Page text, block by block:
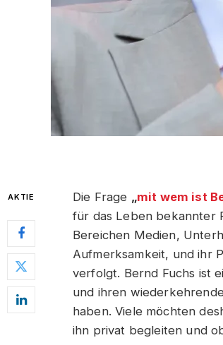
AKTIE Die Frage „mit wem ist
für das Leben bekannter
Bereichen Medien,
Aufmerksamkeit, und ihr
verfolgt. Bernd Fuchs ist
und ihren
haben. Viele möchten
ihn privat begleiten und